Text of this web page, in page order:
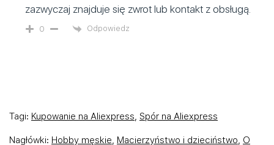
zazwyczaj znajduje się zwrot lub kontakt z obsługą.
0 Odpowiedz
Tagi: Kupowanie na Aliexpress, Spór na Aliexpress
Nagłówki: Hobby męskie, Macierzyństwo i dzieciństwo, O